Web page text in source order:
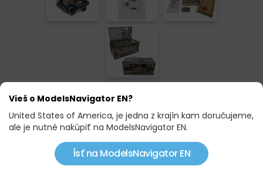
modelu:
Objednávací
912042D
Mierka:
1:32
Vieš o ModelsNavigator EN?
United States of America, je jedna z krajín kam doručujeme,
ale je nutné nakúpiť na ModelsNavigator EN.
Ísť na ModelsNavigator EN